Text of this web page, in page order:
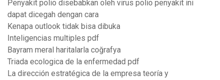
Penyakit polio disebabkan oleh virus polio penyakit ini
dapat dicegah dengan cara
Kenapa outlook tidak bisa dibuka
Inteligencias multiples pdf
Bayram meral haritalarla coğrafya
Triada ecologica de la enfermedad pdf
La dirección estratégica de la empresa teoría y